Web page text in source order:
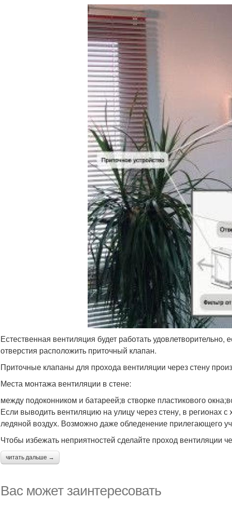
Естественная вентиляция будет работать
отверстия расположить приточный клапан.
Приточные клапаны для прохода вентиляции через стену
Места монтажа вентиляции в стене:
между подоконником и батареей;в створке пластикового
Если выводить вентиляцию на улицу через стену, в регионах
ледяной воздух. Возможно даже обледенение прилегающего
Чтобы избежать неприятностей сделайте проход вентиляции
читать дальше →
Вас может заинтересовать